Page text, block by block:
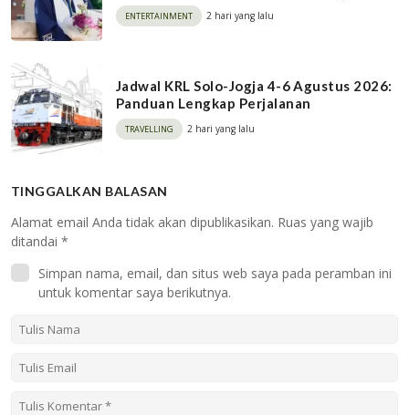
ENTERTAINMENT 2 hari yang lalu
Jadwal KRL Solo-Jogja 4-6 Agustus 2026:
Panduan Lengkap Perjalanan
TRAVELLING 2 hari yang lalu
TINGGALKAN BALASAN
Alamat email Anda tidak akan dipublikasikan. Ruas yang wajib
ditandai *
Simpan nama, email, dan situs web saya pada peramban ini
untuk komentar saya berikutnya.